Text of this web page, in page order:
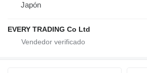
Japón
EVERY TRADING Co Ltd